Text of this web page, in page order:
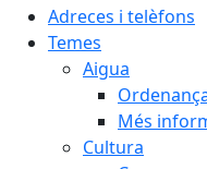
Adreces i telèfons
Temes
Aigua
Més
Cultura